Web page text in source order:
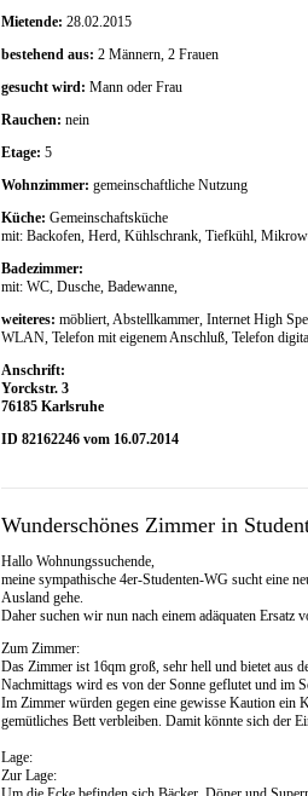
Mietende: 28.02.2015
bestehend aus: 2 Männern, 2 Frauen
gesucht wird: Mann oder Frau
Rauchen: nein
Etage: 5
Wohnzimmer: gemeinschaftliche Nutzung
Küche: Gemeinschaftsküche
mit: Backofen, Herd, Kühlschrank, Tiefkühl,
Badezimmer:
mit: WC, Dusche, Badewanne,
weiteres: möbliert, Abstellkammer, Internet High
WLAN, Telefon mit eigenem Anschluß, Telefon
Anschrift:
Yorckstr. 3
76185 Karlsruhe
ID 82162246 vom 16.07.2014
Wunderschönes Zimmer in
Hallo Wohnungssuchende,
meine sympathische 4er-Studenten-WG sucht eine
Ausland gehe.
Daher suchen wir nun nach einem adäquaten Ersatz
Zum Zimmer:
Das Zimmer ist 16qm groß, sehr hell und bietet aus
Nachmittags wird es von der Sonne geflutet und im
Im Zimmer würden gegen eine gewisse Kaution ein
gemütliches Bett verbleiben. Damit könnte sich der
Lage:
Zur Lage: